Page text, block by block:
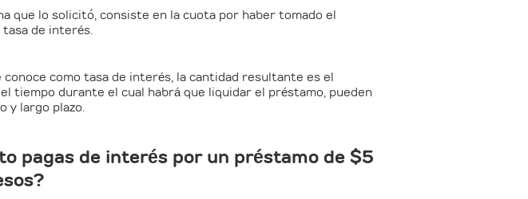
que lo solicitó, consiste en la cuota por haber tomado el
de interés.
como tasa de interés, la cantidad resultante es el
tiempo durante el cual habrá que liquidar el préstamo, pueden
y largo plazo.
pagas de interés por un préstamo de $5